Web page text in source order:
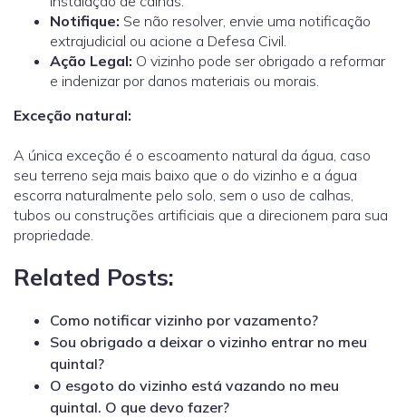
Notifique: Se não resolver, envie uma notificação
extrajudicial ou acione a Defesa Civil.
Ação Legal: O vizinho pode ser obrigado a reformar
e indenizar por danos materiais ou morais
Exceção natural:
A única exceção é o escoamento natural da água, caso
seu terreno seja mais baixo que o do vizinho e a água
escorra naturalmente pelo solo, sem o uso de calhas,
tubos ou construções artificiais que a direcionem para sua
propriedade.
Related Posts:
Como notificar vizinho por vazamento?
Sou obrigado a deixar o vizinho entrar no meu
quintal?
O esgoto do vizinho está vazando no meu
quintal. O que devo fazer?